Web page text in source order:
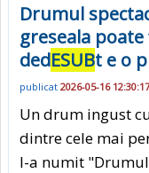
Drumul
greseala
dedESUBt e o
publicat 2026-05-16 12:30:17
Un drum ingust
dintre cele mai
l-a numit